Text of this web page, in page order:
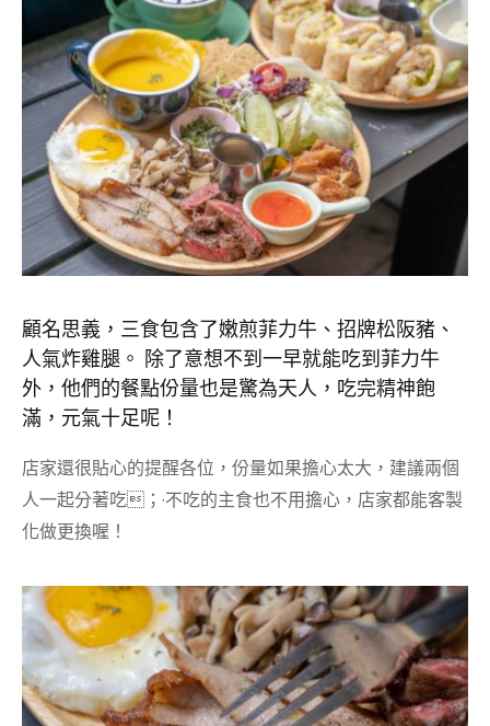
顧名思義，三食包含了嫩煎菲力牛、招牌松阪豬、
人氣炸雞腿。 除了意想不到一早就能吃到菲力牛
外，他們的餐點份量也是驚為天人，吃完精神飽
滿，元氣十足呢！
店家還很貼心的提醒各位，份量如果擔心太大，建議兩個
人一起分著吃；·不吃的主食也不用擔心，店家都能客製
化做更換喔！